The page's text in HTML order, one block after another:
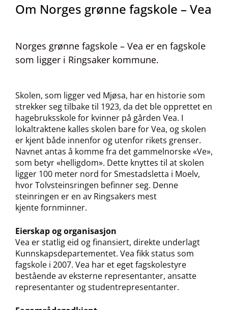
Om Norges grønne fagskole – Vea
Norges grønne fagskole – Vea er en fagskole
som ligger i Ringsaker kommune.
Skolen, som ligger ved Mjøsa, har en historie som
strekker seg tilbake til 1923, da det ble opprettet en
hagebruksskole for kvinner på gården Vea. I
lokaltraktene kalles skolen bare for Vea, og skolen
er kjent både innenfor og utenfor rikets grenser.
Navnet antas å komme fra det gammelnorske «Ve»,
som betyr «helligdom». Dette knyttes til at skolen
ligger 100 meter nord for Smestadsletta i Moelv,
hvor Tolvsteinsringen befinner seg. Denne
steinringen er en av Ringsakers mest
kjente fornminner.
Eierskap og organisasjon
Vea er statlig eid og finansiert, direkte underlagt
Kunnskapsdepartementet. Vea fikk status som
fagskole i 2007. Vea har et eget fagskolestyre
bestående av eksterne representanter, ansatte
representanter og studentrepresentanter.